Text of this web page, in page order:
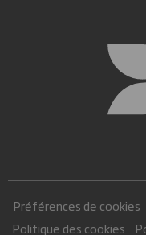
Préférences de cookies
Politique des cookies